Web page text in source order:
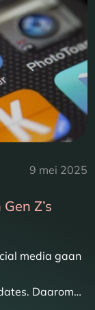
9 mei 2025
Z’s
media gaan
Daarom…